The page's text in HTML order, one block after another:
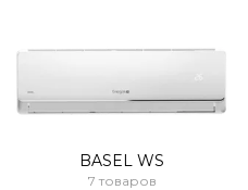
BASEL WS
7 товаров